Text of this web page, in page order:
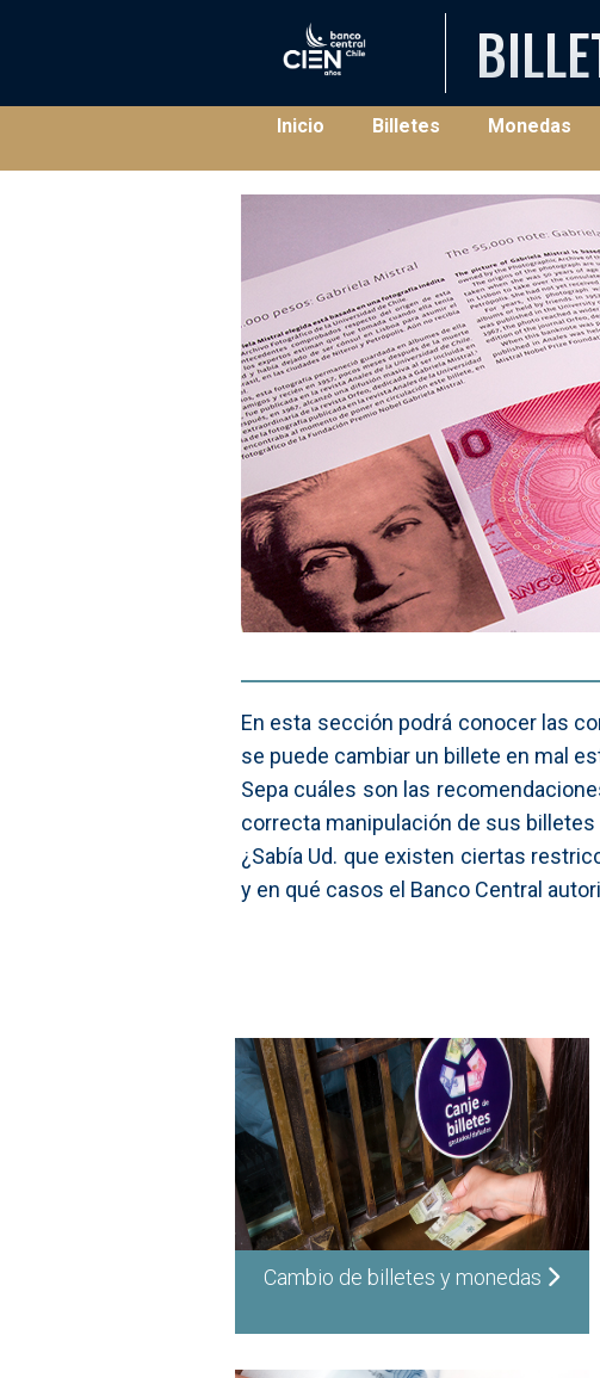
Inicio (current)Billetes Monedas
En esta sección podrá conocer las
se puede cambiar un billete en mal
Sepa cuáles son las
correcta manipulación de sus
¿Sabía Ud. que existen ciertas
y en qué casos el Banco Central
Cambio de billetes y monedas